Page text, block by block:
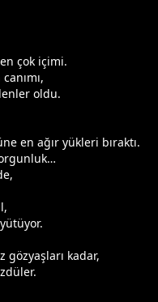
çok içimi.
oldu.
en ağır yükleri bıraktı.
gözyaşları kadar,